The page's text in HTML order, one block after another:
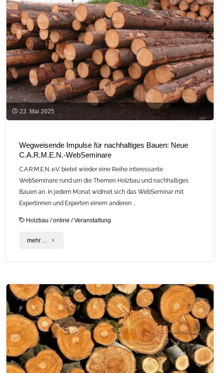
LEHM-
Tour
am
23.
Mai
zwischen
Rötz
Moosbach"
22. Mai 2025
Wegweisende Impulse für nachhaltiges Bauen: Neue
C.A.R.M.E.N.-WebSeminare
C.A.R.M.E.N. e.V. bietet wieder eine Reihe interessante
WebSeminare rund um die Themen Holzbau und nachhaltiges
Bauen an. In jedem Monat widmet sich das WebSeminar mit
Expertinnen und Experten einem anderen …
Holzbau /online /Veranstaltung
mehr ... "Wegweisende
nachhaltiges
Bauen:
Neue
C.A.R.M.E.N.-
WebSeminare"